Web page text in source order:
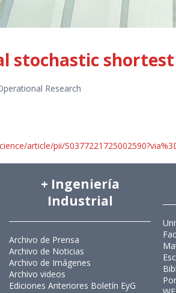
stochastic
Research
article/pii/
+ Ingeniería
Industrial
Archivo de Prensa
Archivo de Noticias
Archivo de Imágenes
Archivo videos
Ediciones Anteriores Boletín EyG